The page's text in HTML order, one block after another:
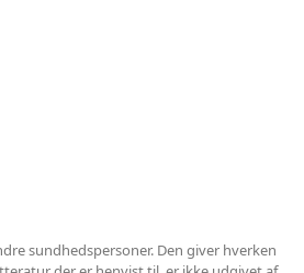
sundhedspersoner. Den giver hverken